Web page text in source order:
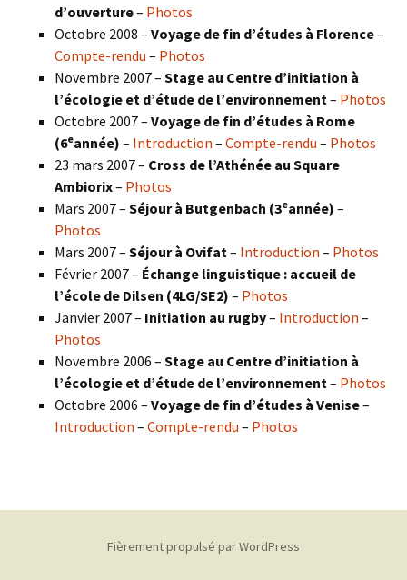
d’ouverture– Photos
Octobre 2008 – Voyage de fin d’études à Florence–
Compte-rendu – Photos
Novembre 2007 – Stage au Centre d’initiation à
l’écologie et d’étude de l’environnement – Photos
Octobre 2007 – Voyage de fin d’études à Rome
(6eannée) – Introduction – Compte-rendu – Photos
23 mars 2007 – Cross de l’Athénée au Square
Ambiorix– Photos
Mars 2007 – Séjour à Butgenbach (3eannée) –
Photos
Mars 2007 – Séjour à Ovifat – Introduction – Photos
Février 2007 – Échange linguistique : accueil de
l’école de Dilsen (4LG/SE2) – Photos
Janvier 2007 – Initiation au rugby– Introduction –
Photos
Novembre 2006 – Stage au Centre d’initiation à
l’écologie et d’étude de l’environnement – Photos
Octobre 2006 – Voyage de fin d’études à Venise–
Introduction – Compte-rendu – Photos
Fièrement propulsé par WordPress